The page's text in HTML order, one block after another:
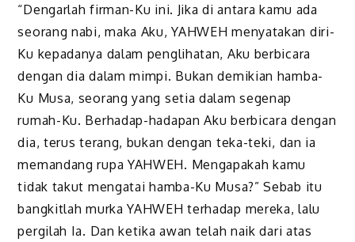
“Dengarlah firman-Ku ini. Jika di antara kamu ada
seorang nabi, maka Aku, YAHWEH menyatakan diri-
Ku kepadanya dalam penglihatan, Aku berbicara
dengan dia dalam mimpi. Bukan demikian hamba-
Ku Musa, seorang yang setia dalam segenap
rumah-Ku. Berhadap-hadapan Aku berbicara dengan
dia, terus terang, bukan dengan teka-teki, dan ia
memandang rupa YAHWEH. Mengapakah kamu
tidak takut mengatai hamba-Ku Musa?” Sebab itu
bangkitlah murka YAHWEH terhadap mereka, lalu
pergilah Ia. Dan ketika awan telah naik dari atas